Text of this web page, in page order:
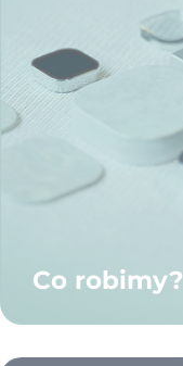
Co robimy?